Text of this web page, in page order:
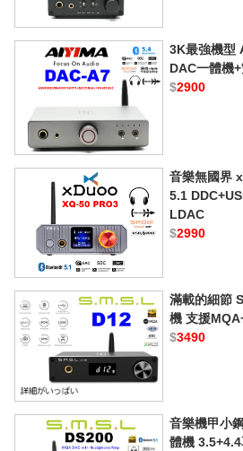
3K最強機型
DAC一體機
$2900
音樂無國界
5.1
LDAC
$2990
滿載的細節
機 支援
$3490
音樂機甲小
體機